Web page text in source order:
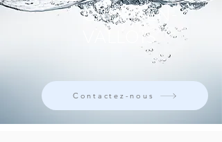
CREPY-EN-
VALLOIS
Contactez-nous